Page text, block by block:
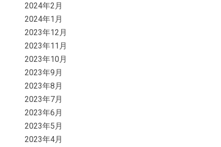
2024年2月
2024年1月
2023年12月
2023年11月
2023年10月
2023年9月
2023年8月
2023年7月
2023年6月
2023年5月
2023年4月